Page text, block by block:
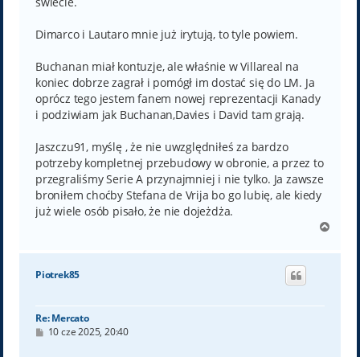
Dimarco i Lautaro mnie już irytują, to tyle powiem.
Buchanan miał kontuzje, ale właśnie w Villareal na
koniec dobrze zagrał i pomógł im dostać się do LM. Ja
oprócz tego jestem fanem nowej reprezentacji Kanady
i podziwiam jak Buchanan,Davies i David tam grają.
Jaszczu91, myślę , że nie uwzględniłeś za bardzo
potrzeby kompletnej przebudowy w obronie, a przez to
przegraliśmy Serie A przynajmniej i nie tylko. Ja zawsze
broniłem choćby Stefana de Vrija bo go lubię, ale kiedy
już wiele osób pisało, że nie dojeżdża.
g
Piotrek85
Re: Mercato
P10 cze 2025, 20:40